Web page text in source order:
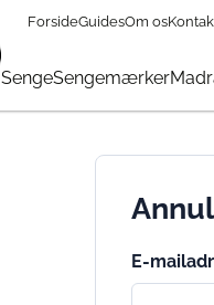
ForsideGuidesOm os
SengeSengemærker
E-